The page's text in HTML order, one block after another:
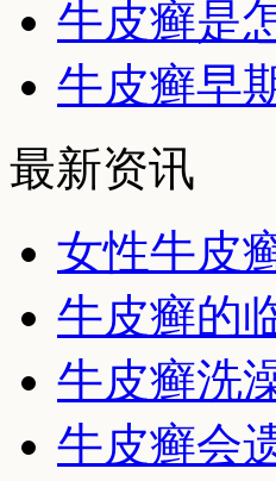
牛皮癣是
牛皮癣早
最新资讯
女性牛皮
牛皮癣的
牛皮癣洗
牛皮癣会